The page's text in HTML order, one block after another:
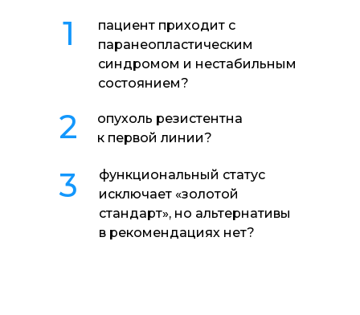
1
пациент приходит с
паранеопластическим
синдромом и нестабильным
состоянием?
3
функциональный статус
исключает «золотой
стандарт», но альтернативы
в рекомендациях нет?
2
опухоль резистентна
к первой линии?